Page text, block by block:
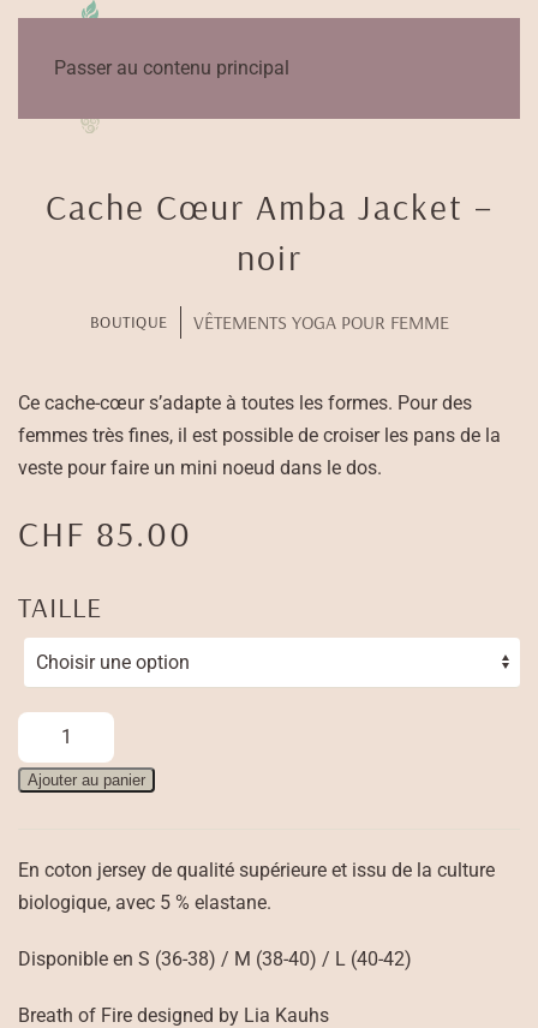
Passer au contenu principal
Cache Cœur Amba Jacket –
noir
BOUTIQUE VÊTEMENTS YOGA POUR FEMME
Ce cache-cœur s’adapte à toutes les formes. Pour des
femmes très fines, il est possible de croiser les pans de la
veste pour faire un mini noeud dans le dos.
CHF 85.00
TAILLE
quantité
de
Cache
noir
Ajouter au panier
En coton jersey de qualité supérieure et issu de la culture
biologique, avec 5 % elastane.
Disponible en S (36-38) / M (38-40) / L (40-42)
Breath of Fire designed by Lia Kauhs